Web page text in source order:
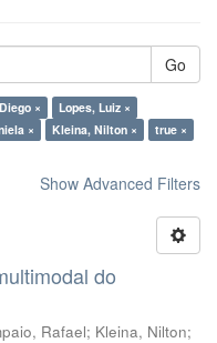
Go
×
Lopes, Luiz ×
× Kleina, Nilton ×
true ×
Show Advanced Filters
do
Rafael; Kleina, Nilton;